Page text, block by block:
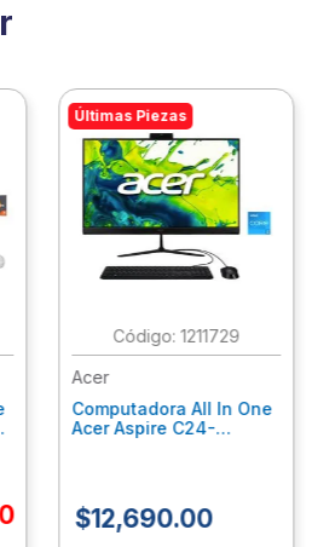
Últimas Piezas
: 1211729
Acer
Computadora All In One
Acer Aspire C24-
Dq.Bmjal.002
$12,690.00